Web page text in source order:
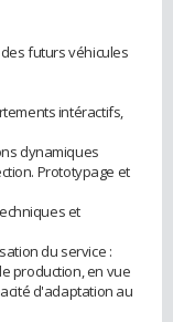
futurs véhicules
intéractifs,
dynamiques
Prototypage et
et
du service :
production, en vue
d'adaptation au